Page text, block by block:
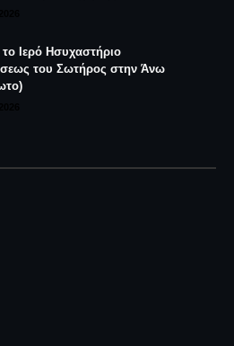
Ιερό Ησυχαστήριο
του Σωτήρος στην Άνω